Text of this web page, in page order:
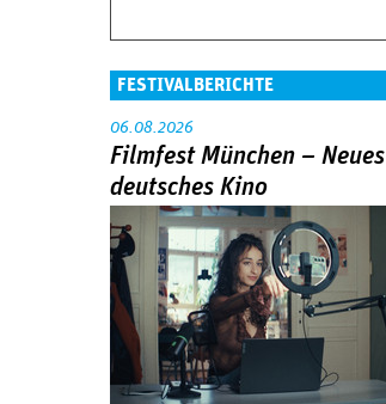
FESTIVALBERICHTE
06.08.2026
Filmfest München – Neues
deutsches Kino